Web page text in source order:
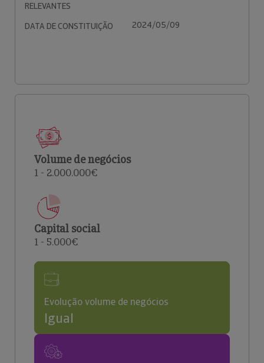
RELEVANTES
DATA DE CONSTITUIÇÃO 2024/05/09
Volume de negócios
1 - 2.000.000€
Capital social
1 - 5.000€
Evolução volume de negócios
Igual